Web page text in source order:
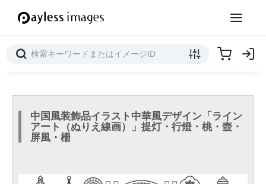
中国風装飾品イラスト中華風デザイン「ライン
アート（ぬりえ線画）」提灯・行燈・桃・壺・
屏風・柵